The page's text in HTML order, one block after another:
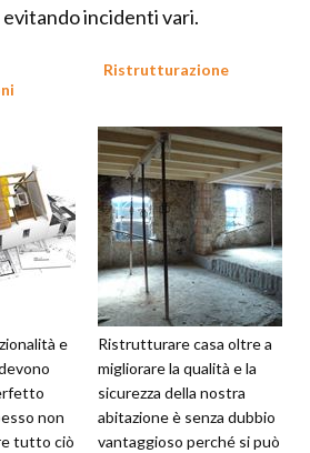
incidenti vari.
e
non
tutto ciò
Ristrutturazione
Ristrutturare casa oltre a
migliorare la qualità e la
sicurezza della nostra
abitazione è senza dubbio
vantaggioso perché si può